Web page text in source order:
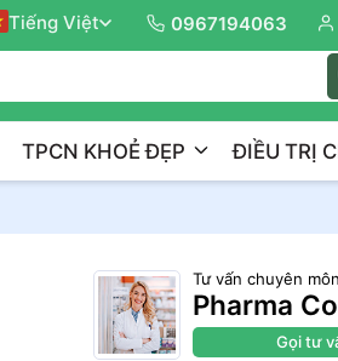
Tiếng Việt 0967194063
TPCN KHOẺ ĐẸP ĐIỀU TRỊ
Tư vấn chuyên môn
Pharma
Gọi tư